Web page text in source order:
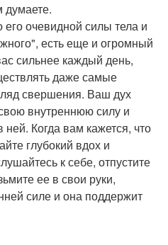
думаете.
очевидной силы тела и
есть еще и огромный
сильнее каждый день,
даже самые
свершения. Ваш дух
внутреннюю силу и
Когда вам кажется, что
глубокий вдох и
к себе, отпустите
ее в свои руки,
силе и она поддержит